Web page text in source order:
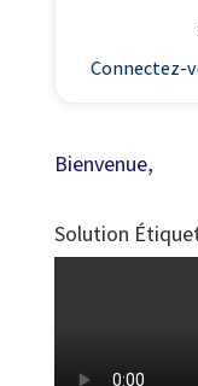
Connectez-
Bienvenue,
Solution